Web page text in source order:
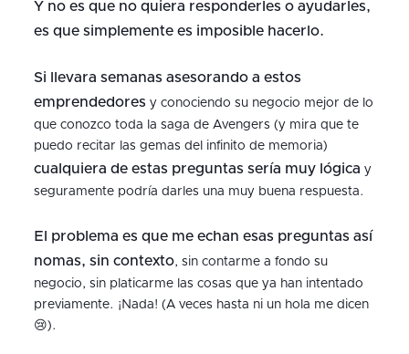
Y no es que no quiera responderles o ayudarles,
es que simplemente es imposible hacerlo.
Si llevara semanas asesorando a estos
emprendedores y conociendo su negocio mejor de lo
que conozco toda la saga de Avengers (y mira que te
puedo recitar las gemas del infinito de memoria)
cualquiera de estas preguntas sería muy lógica y
seguramente podría darles una muy buena respuesta.
El problema es que me echan esas preguntas así
nomas, sin contexto, sin contarme a fondo su
negocio, sin platicarme las cosas que ya han intentado
previamente. ¡Nada! (A veces hasta ni un hola me dicen
😢).